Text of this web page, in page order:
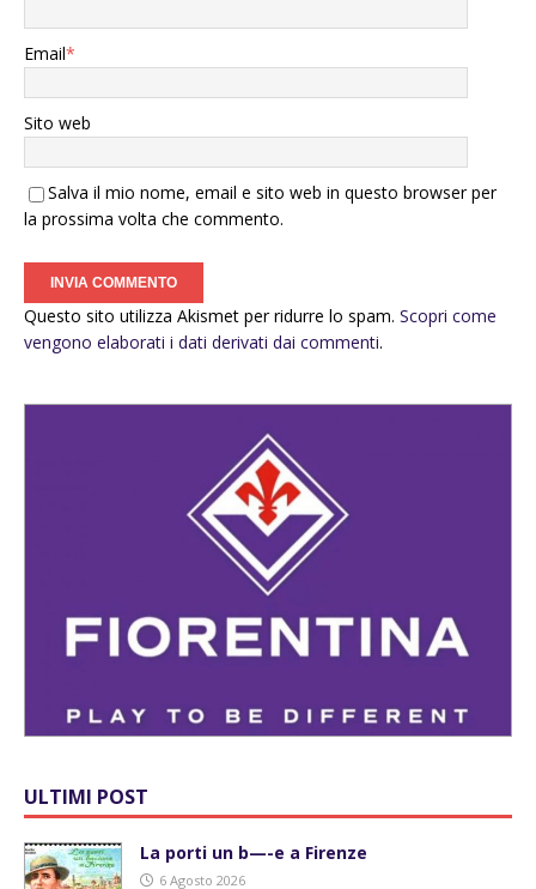
Email*
Sito web
Salva il mio nome, email e sito web in questo browser per
la prossima volta che commento.
Questo sito utilizza Akismet per ridurre lo spam. Scopri come
vengono elaborati i dati derivati dai commenti.
ULTIMI POST
La porti un b—-e a Firenze
6 Agosto 2026